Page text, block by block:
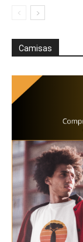
Camisas